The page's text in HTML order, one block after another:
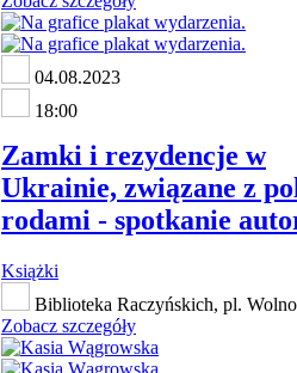
04.08.2023
18:00
Zamki i rezydencje w
Ukrainie, związane z
rodami - spotkanie
Książki
Biblioteka Raczyńskich, pl.
Zobacz szczegóły